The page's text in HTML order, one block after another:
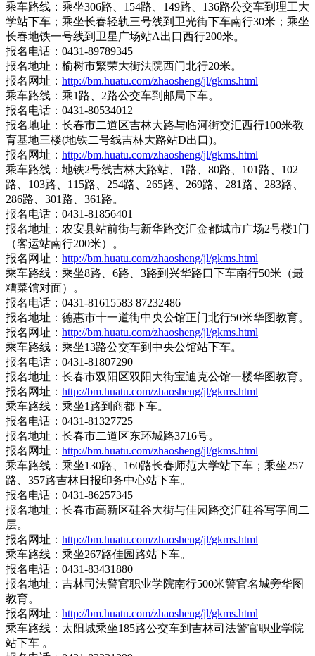
乘车路线：乘坐306路、154路、149路、136路公交车到理工大
学站下车；乘坐长春轻轨三号线到卫光街下车南行30米；乘坐
长春地铁一号线到卫星广场站A出口西行200米。
报名电话：0431-89789345
报名地址：榆树市繁荣大街法院西门北行20米。
报名网址： http://bm.huatu.com/zhaosheng/jl/gkms.html
乘车路线：乘1路、2路公交车到邮局下车。
报名电话：0431-80534012
报名地址：长春市二道区吉林大路与临河街交汇西行100米教
育基地三楼(地铁二号线吉林大路站D出口)。
报名网址： http://bm.huatu.com/zhaosheng/jl/gkms.html
乘车路线：地铁2号线吉林大路站、1路、80路、101路、102
路、103路、115路、254路、265路、269路、281路、283路、
286路、301路、361路。
报名电话：0431-81856401
报名地址：农安县站前街与新华路交汇金都城市广场2号楼1门
（客运站南行200米）。
报名网址： http://bm.huatu.com/zhaosheng/jl/gkms.html
乘车路线：乘坐8路、6路、3路到兴华路口下车南行50米（最
糟菜馆对面）。
报名电话：0431-81615583 87232486
报名地址：德惠市十一道街中央公馆正门北行50米华图教育。
报名网址： http://bm.huatu.com/zhaosheng/jl/gkms.html
乘车路线：乘坐13路公交车到中央公馆站下车。
报名电话：0431-81807290
报名地址：长春市双阳区双阳大街宝迪克公馆一楼华图教育。
报名网址： http://bm.huatu.com/zhaosheng/jl/gkms.html
乘车路线：乘坐1路到商都下车。
报名电话：0431-81327725
报名地址：长春市二道区东环城路3716号。
报名网址： http://bm.huatu.com/zhaosheng/jl/gkms.html
乘车路线：乘坐130路、160路长春师范大学站下车；乘坐257
路、357路吉林日报印务中心站下车。
报名电话：0431-86257345
报名地址：长春市高新区硅谷大街与佳园路交汇硅谷写字间二
层。
报名网址： http://bm.huatu.com/zhaosheng/jl/gkms.html
乘车路线：乘坐267路佳园路站下车。
报名电话：0431-83431880
报名地址：吉林司法警官职业学院南行500米警官名城旁华图
教育。
报名网址： http://bm.huatu.com/zhaosheng/jl/gkms.html
乘车路线：太阳城乘坐185路公交车到吉林司法警官职业学院
站下车 。